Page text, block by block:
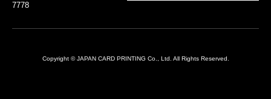
7778
Copyright © JAPAN CARD PRINTING Co., Ltd. All Rights Reserved.